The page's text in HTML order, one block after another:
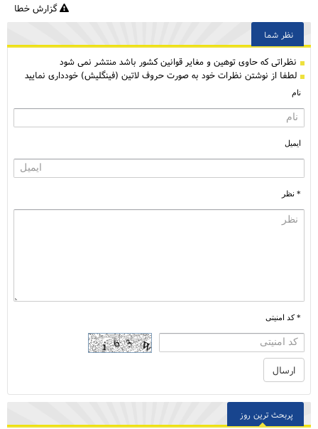
گزارش خطا
نظر شما
نظراتی كه حاوی توهین و مغایر قوانین کشور باشد منتشر نمی شود
لطفا از نوشتن نظرات خود به صورت حروف لاتین (فینگلیش) خودداری نمایید
نام
ایمیل
* نظر
* کد امنیتی
پربحث ترین روز